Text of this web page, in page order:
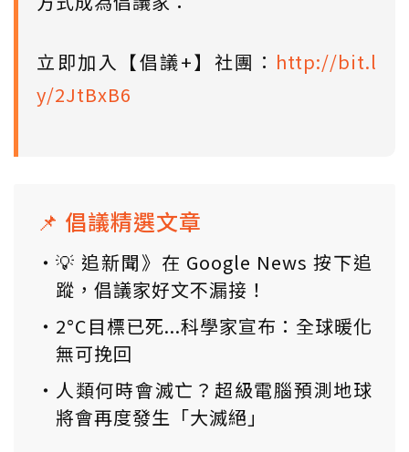
立即加入【倡議+】社團： http://bit.l
y/2JtBxB6
📌 倡議精選文章
💡 追新聞》在 Google News 按下追
蹤，倡議家好文不漏接！
2°C目標已死...科學家宣布：全球暖化
無可挽回
人類何時會滅亡？超級電腦預測地球
將會再度發生「大滅絕」